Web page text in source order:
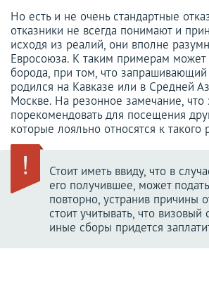
Но есть и не очень стандартные
отказники не всегда понимают и
исходя из реалий, они вполне
Евросоюза. К таким примерам может
борода, при том, что
родился на Кавказе или в Средней
Москве. На резонное замечание,
порекомендовать для посещения
которые лояльно относятся к такого
Стоит иметь ввиду, что в
его получившее, может
повторно, устранив причины
стоит учитывать, что
иные сборы придется